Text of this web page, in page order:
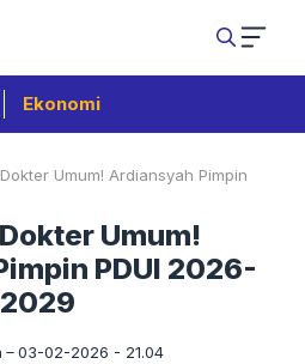
Ekonomi
Umum! Ardiansyah Pimpin
Umum!
PDUI 2026-
2029
03-02-2026 - 21.04